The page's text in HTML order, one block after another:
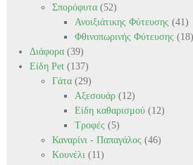
Σπορόφυτα (52)
Ανοιξιάτικης Φύτευσης (41)
Φθινοπωρινής Φύτευσης (18)
Διάφορα (39)
Είδη Pet (137)
Γάτα (29)
Αξεσουάρ (12)
Είδη καθαρισμού (12)
Τροφές (5)
Καναρίνι - Παπαγάλος (46)
Κουνέλι (11)